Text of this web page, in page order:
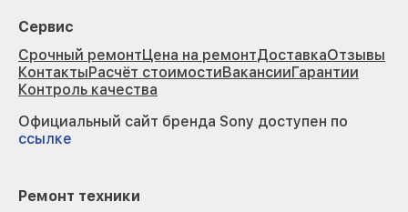
Сервис
Срочный ремонтЦена на ремонтДоставкаОтзывы
КонтактыРасчёт стоимостиВакансииГарантии
Контроль качества
Официальный сайт бренда Sony доступен по
ссылке
Ремонт техники